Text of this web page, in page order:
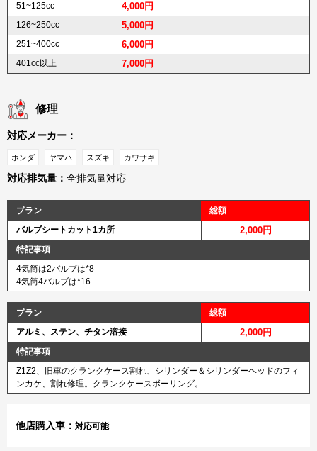
51~125cc 4,000円
126~250cc 5,000円
251~400cc 6,000円
401cc以上 7,000円
修理
対応メーカー：
ホンダ ヤマハ スズキ カワサキ
対応排気量： 全排気量対応
プラン
総額
バルブシートカット1カ所
2,000円
特記事項
4気筒は2バルブは*8
4気筒4バルブは*16
プラン
総額
アルミ、ステン、チタン溶接
2,000円
特記事項
Z1Z2、旧車のクランクケース割れ、シリンダー＆シリンダーヘッドのフィ
ンカケ、割れ修理。クランクケースボーリング。
他店購入車： 対応可能